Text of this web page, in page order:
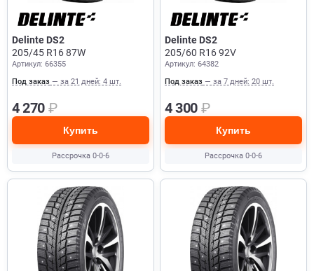
Delinte DS2
205/45 R16 87W
Артикул: 66355
Под заказ — за 21 дней: 4 шт.
4 270 ₽
Купить
Рассрочка 0-0-6
Delinte DS2
205/60 R16 92V
Артикул: 64382
Под заказ — за 7 дней: 20 шт.
4 300 ₽
Купить
Рассрочка 0-0-6